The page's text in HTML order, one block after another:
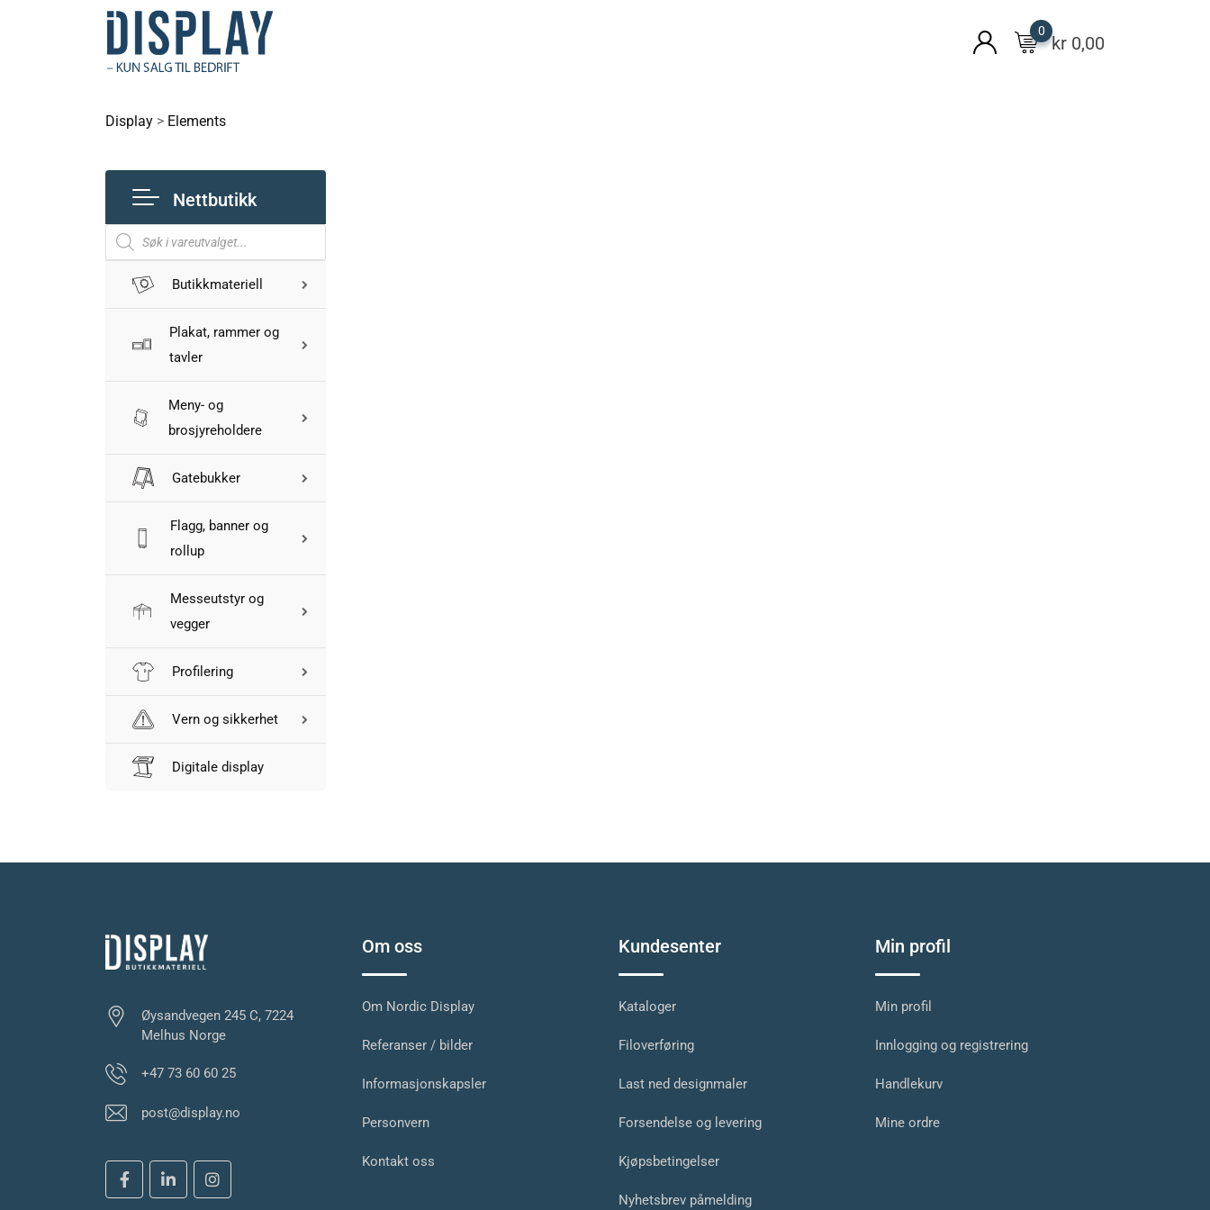
kr 0,00
0
Display > Elements
Nettbutikk
Butikkmateriell
Plakat, rammer og
tavler
Meny- og
brosjyreholdere
Gatebukker
Flagg, banner og
rollup
Messeutstyr og
vegger
Profilering
Vern og sikkerhet
Digitale display
Øysandvegen 245 C, 7224
Melhus Norge
+47 73 60 60 25
post@display.no
Om oss
Om Nordic Display
Referanser / bilder
Informasjonskapsler
Personvern
Kontakt oss
Kundesenter
Kataloger
Filoverføring
Last ned designmaler
Forsendelse og levering
Kjøpsbetingelser
Nyhetsbrev påmelding
Min profil
Min profil
Innlogging og registrering
Handlekurv
Mine ordre